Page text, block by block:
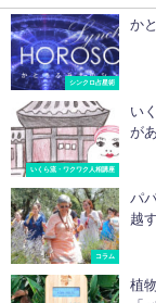
シンクロ占星術
か
いくら流・ワクワク人相講座
い
が
コラム
パ
越
植